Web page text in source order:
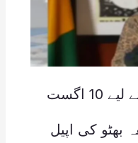
حقِ حاکمیت اور روزگار کے لیے 10 اگست
بھٹو کی اپیل